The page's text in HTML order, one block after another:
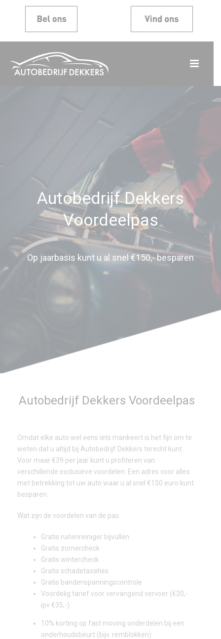
Autobedrijf Dekkers
Voordeelpas
Op jaarbasis kunt u al snel €150,- besparen
Autobedrijf Dekkers Voordeelpas
Omdat elke auto wel eens iets mankeert is het fijn om te
weten dat u altijd bij Autobedrijf Dekkers terecht kunt.
Voor maar €39 per jaar kunt u profiteren van
verschillende exclusieve voordelen. Een adres voor alles
met betrekking tot uw auto waar u al snel €150 euro kunt
besparen.
Wat zijn de voordelen van de pas:
Gratis ruitenreiniger bijvullen
Gratis zomercheck
Gratis wintercheck
Gratis schadetaxaties
Gratis bandenspanningscontrole
Voordelig tarief voor vervangend vervoer (€20,-
ipv €35,-)
10% korting op fast moving onderdelen bij een
onderhoudsbeurt (bijv. remblokken)